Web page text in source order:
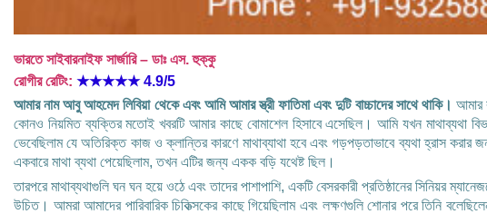
ভারতে সাইবারনাইফ সার্জারি – ডাঃ এস. হুক্কু
রোগীর রেটিং: ★★★★★ 4.9/5
আমার নাম আবু আহমেদ লিবিয়া থেকে এবং আমি আমার স্ত্রী ফাতিমা এবং দুটি বাচ্চাদের সাথে থাকি। আমার
কোনও নিয়মিত ব্যক্তির মতোই খবরটি আমার কাছে বোমাশেল হিসাবে এসেছিল। আমি যখন
ভেবেছিলাম যে অতিরিক্ত কাজ ও ক্লান্তির কারণে মাথাব্যাথা হবে এবং গড়পড়তাভাবে ব্যথা হ্রাস
একবারে মাথা ব্যথা পেয়েছিলাম, তখন এটির জন্য একক বড়ি যথেষ্ট ছিল।
তারপরে মাথাব্যথাগুলি ঘন ঘন হয়ে ওঠে এবং তাদের পাশাপাশি, একটি বেসরকারী প্রতিষ্ঠানের সিনিয়র
উচিত। আমরা আমাদের পারিবারিক চিকিত্সকের কাছে গিয়েছিলাম এবং লক্ষণগুলি শোনার পরে তিনি